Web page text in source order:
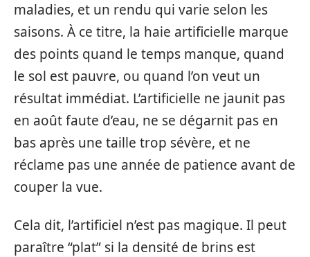
maladies, et un rendu qui varie selon les
saisons. À ce titre, la haie artificielle marque
des points quand le temps manque, quand
le sol est pauvre, ou quand l’on veut un
résultat immédiat. L’artificielle ne jaunit pas
en août faute d’eau, ne se dégarnit pas en
bas après une taille trop sévère, et ne
réclame pas une année de patience avant de
couper la vue.
Cela dit, l’artificiel n’est pas magique. Il peut
paraître “plat” si la densité de brins est